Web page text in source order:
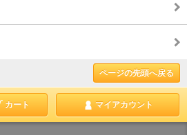
ページの先頭へ戻る
カート マイアカウント